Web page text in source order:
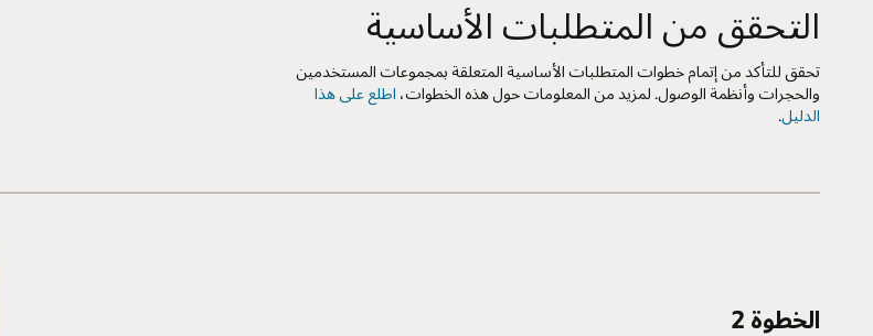
التحقق من المتطلبات الأساسية
تحقق للتأكد من إتمام خطوات المتطلبات الأساسية المتعلقة بمجموعات المستخدمين
والحجرات وأنظمة الوصول. لمزيد من المعلومات حول هذه الخطوات، اطلع على هذا
الدليل.
الخطوة 2